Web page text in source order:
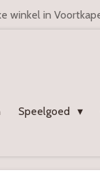
winkel in
Speelgoed